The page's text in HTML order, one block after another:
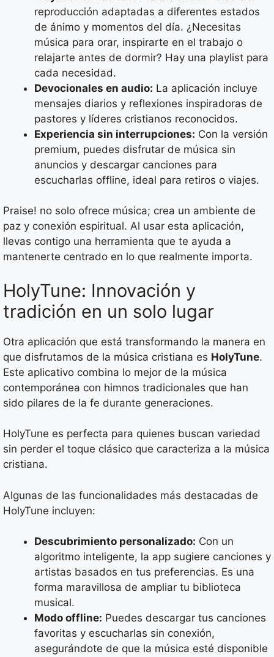
reproducción adaptadas a diferentes estados
de ánimo y momentos del día. ¿Necesitas
música para orar, inspirarte en el trabajo o
relajarte antes de dormir? Hay una playlist para
cada necesidad.
Devocionales en audio: La aplicación incluye
mensajes diarios y reflexiones inspiradoras de
pastores y líderes cristianos reconocidos.
Experiencia sin interrupciones: Con la versión
premium, puedes disfrutar de música sin
anuncios y descargar canciones para
escucharlas offline, ideal para retiros o viajes.
Praise! no solo ofrece música; crea un ambiente de
paz y conexión espiritual. Al usar esta aplicación,
llevas contigo una herramienta que te ayuda a
mantenerte centrado en lo que realmente importa.
HolyTune: Innovación y
tradición en un solo lugar
Otra aplicación que está transformando la manera en
que disfrutamos de la música cristiana es HolyTune.
Este aplicativo combina lo mejor de la música
contemporánea con himnos tradicionales que han
sido pilares de la fe durante generaciones.
HolyTune es perfecta para quienes buscan variedad
sin perder el toque clásico que caracteriza a la música
cristiana.
Algunas de las funcionalidades más destacadas de
HolyTune incluyen:
Descubrimiento personalizado: Con un
algoritmo inteligente, la app sugiere canciones y
artistas basados en tus preferencias. Es una
forma maravillosa de ampliar tu biblioteca
musical.
Modo offline: Puedes descargar tus canciones
favoritas y escucharlas sin conexión,
asegurándote de que la música esté disponible